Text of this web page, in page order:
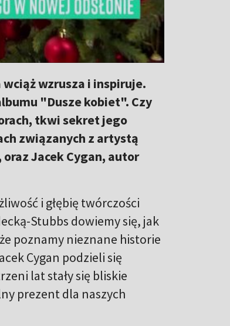
wzrusza i inspiruje.
"Dusze kobiet". Czy
tkwi sekret jego
związanych z artystą
Jacek Cygan, autor
i głębię twórczości
Stubbs dowiemy się, jak
poznamy nieznane historie
Cygan podzieli się
lat stały się bliskie
prezent dla naszych